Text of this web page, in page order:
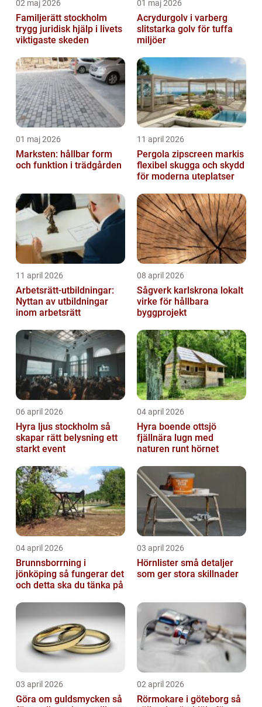
02 maj 2026
Familjerätt stockholm
trygg juridisk hjälp i livets
viktigaste skeden
01 maj 2026
Acrydurgolv i varberg
slitstarka golv för tuffa
miljöer
01 maj 2026
Marksten: hållbar form
och funktion i trädgården
11 april 2026
Pergola zipscreen markis
flexibel skugga och skydd
för moderna uteplatser
11 april 2026
Arbetsrätt-utbildningar:
Nyttan av utbildningar
inom arbetsrätt
08 april 2026
Sågverk karlskrona lokalt
virke för hållbara
byggprojekt
06 april 2026
Hyra ljus stockholm så
skapar rätt belysning ett
starkt event
04 april 2026
Hyra boende ottsjö
fjällnära lugn med
naturen runt hörnet
04 april 2026
Brunnsborrning i
jönköping så fungerar det
och detta ska du tänka på
03 april 2026
Hörnlister små detaljer
som ger stora skillnader
03 april 2026
Göra om guldsmycken så
02 april 2026
Rörmokare i göteborg så